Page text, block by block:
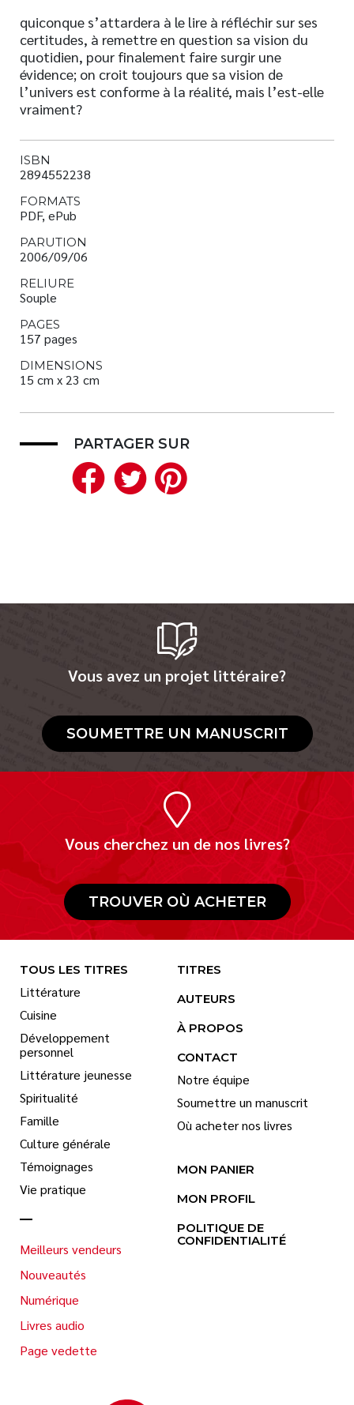
quiconque s’attardera à le lire à réfléchir sur ses
certitudes, à remettre en question sa vision du
quotidien, pour finalement faire surgir une
évidence; on croit toujours que sa vision de
l’univers est conforme à la réalité, mais l’est-elle
vraiment?
ISBN
2894552238
FORMATS
PDF, ePub
PARUTION
2006/09/06
RELIURE
Souple
PAGES
157 pages
DIMENSIONS
15 cm x 23 cm
PARTAGER SUR
Facebook
Twitter
Vous avez un projet littéraire?
SOUMETTRE UN MANUSCRIT
Vous cherchez un de nos livres?
TROUVER OÙ ACHETER
TOUS LES TITRES
Littérature
Cuisine
Développement
personnel
Littérature jeunesse
Spiritualité
Famille
Culture générale
Témoignages
Vie pratique
Meilleurs vendeurs
Nouveautés
Numérique
Livres audio
Page vedette
TITRES
AUTEURS
À PROPOS
CONTACT
Notre équipe
Soumettre un manuscrit
Où acheter nos livres
MON PANIER
MON PROFIL
POLITIQUE DE
CONFIDENTIALITÉ